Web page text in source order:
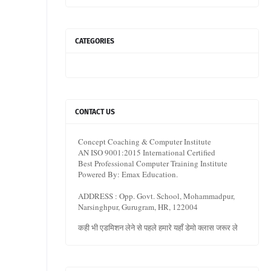
CATEGORIES
CONTACT US
Concept Coaching & Computer Institute
AN ISO 9001:2015 International Certified
Best Professional Computer Training Institute
Powered By: Emax Education.
ADDRESS : Opp. Govt. School, Mohammadpur,
Narsinghpur, Gurugram, HR, 122004
कही भी एडमिशन लेने से पहले हमारे यहाँ डेमो क्लास जरूर ले